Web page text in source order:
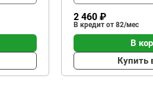
2 460 ₽
В кредит от 82/мес
В
Купить